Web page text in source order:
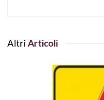
Altri Articoli